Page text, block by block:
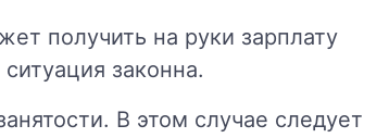
получить на руки зарплату
законна.
В этом случае следует